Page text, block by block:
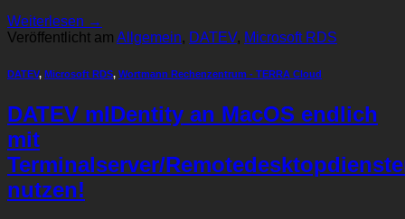
Weiterlesen →
Veröffentlicht am Allgemein, DATEV, Microsoft RDS
DATEV, Microsoft RDS, Wortmann Rechenzentrum - TERRA Cloud
DATEV mIDentity an MacOS endlich
mit
Terminalserver/
nutzen!